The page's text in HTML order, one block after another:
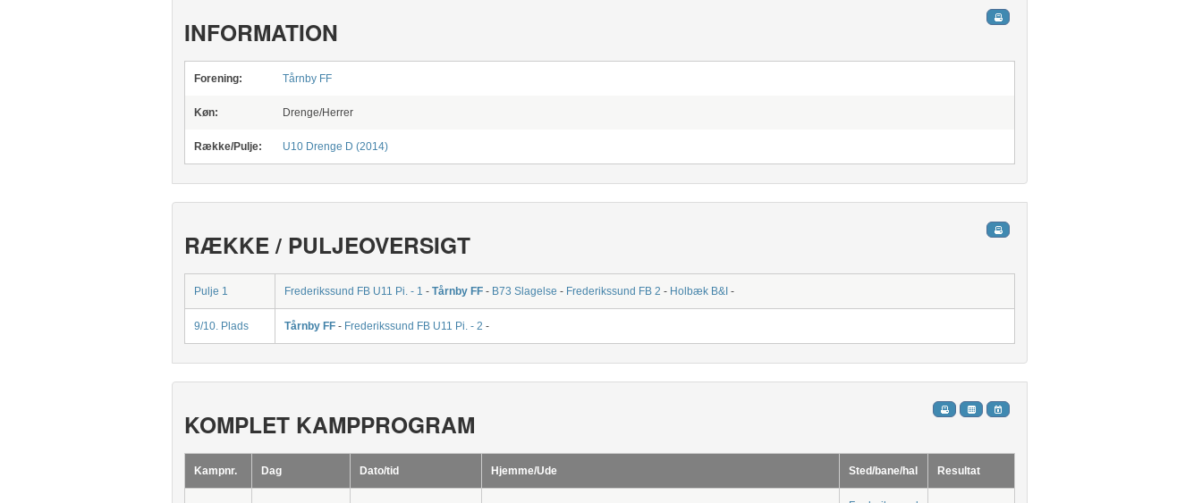
INFORMATION
Forening: Tårnby FF
Køn: Drenge/Herrer
Række/Pulje: U10 Drenge D (2014)
RÆKKE / PULJEOVERSIGT
Pulje 1 Frederikssund FB U11 Pi. - 1 - Tårnby FF - B73 Slagelse - Frederikssund FB 2 - Holbæk B&I -
9/10. Plads Tårnby FF - Frederikssund FB U11 Pi. - 2 -
KOMPLET KAMPPROGRAM
Kampnr. Dag Dato/tid Hjemme/Ude Sted/bane/hal Resultat